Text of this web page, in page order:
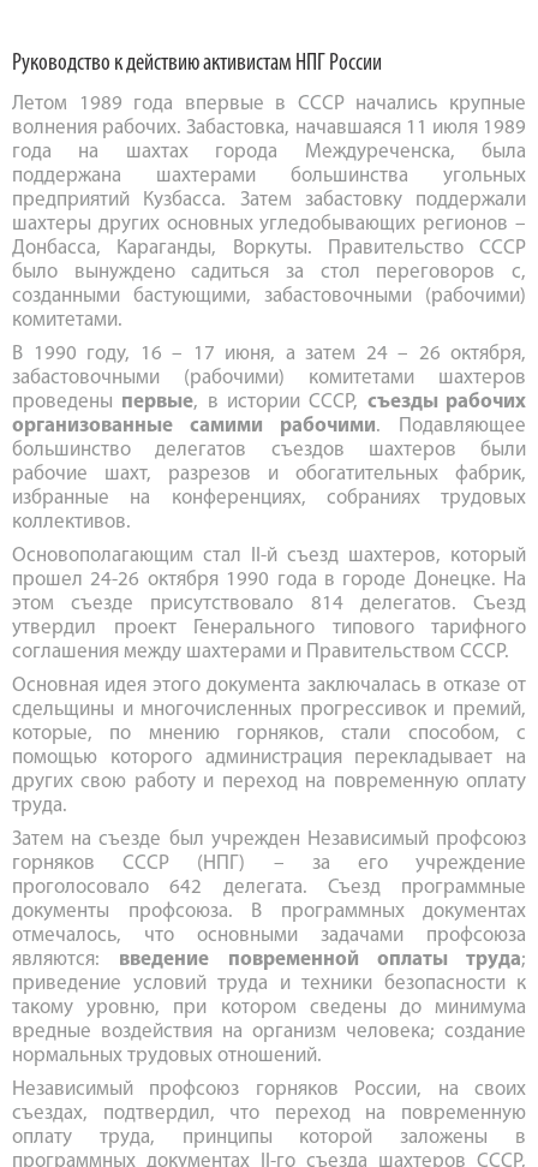
Руководство к действию активистам НПГ России
Летом 1989 года впервые в СССР начались крупные
волнения рабочих. Забастовка, начавшаяся 11 июля 1989
года на шахтах города Междуреченска, была
поддержана шахтерами большинства угольных
предприятий Кузбасса. Затем забастовку поддержали
шахтеры других основных угледобывающих регионов –
Донбасса, Караганды, Воркуты. Правительство СССР
было вынуждено садиться за стол переговоров с,
созданными бастующими, забастовочными (рабочими)
комитетами.
В 1990 году, 16 – 17 июня, а затем 24 – 26 октября,
забастовочными (рабочими) комитетами шахтеров
проведены первые, в истории СССР, съезды рабочих
организованные самими рабочими. Подавляющее
большинство делегатов съездов шахтеров были
рабочие шахт, разрезов и обогатительных фабрик,
избранные на конференциях, собраниях трудовых
коллективов.
Основополагающим стал II-й съезд шахтеров, который
прошел 24-26 октября 1990 года в городе Донецке. На
этом съезде присутствовало 814 делегатов. Съезд
утвердил проект Генерального типового тарифного
соглашения между шахтерами и Правительством СССР.
Основная идея этого документа заключалась в отказе от
сдельщины и многочисленных прогрессивок и премий,
которые, по мнению горняков, стали способом, с
помощью которого администрация перекладывает на
других свою работу и переход на повременную оплату
труда.
Затем на съезде был учрежден Независимый профсоюз
горняков СССР (НПГ) – за его учреждение
проголосовало 642 делегата. Съезд программные
документы профсоюза. В программных документах
отмечалось, что основными задачами профсоюза
являются: введение повременной оплаты труда;
приведение условий труда и техники безопасности к
такому уровню, при котором сведены до минимума
вредные воздействия на организм человека; создание
нормальных трудовых отношений.
Независимый профсоюз горняков России, на своих
съездах, подтвердил, что переход на повременную
оплату труда, принципы которой заложены в
программных документах II-го съезда шахтеров СССР,